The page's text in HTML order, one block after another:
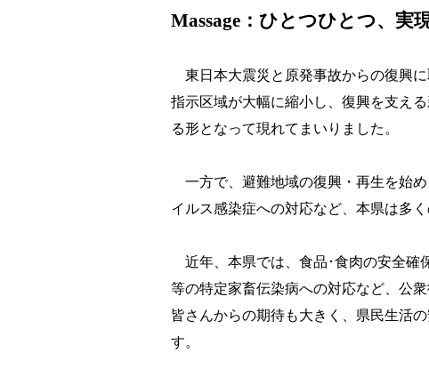
Massage：ひとつひとつ、実
東日本大震災と原発事故からの復興
指示区域が大幅に縮小し、復興を支え
る形となって現れてまいりました。
一方で、避難地域の復興・再生を始
イルス感染症への対応など、本県は多
近年、本県では、食品･食肉の安全確
等の特定家畜伝染病への対応など、公
皆さんからの期待も大きく、県民生活
す。